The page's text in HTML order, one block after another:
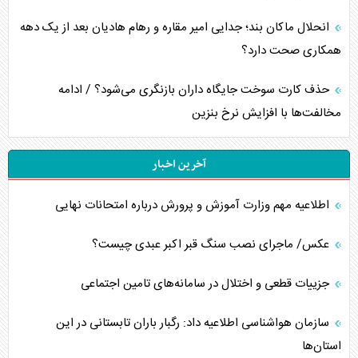
انحلال ماکان بند؛ جدایی امیر مقاره و رهام هادیان بعد از یک دهه
همکاری صحت دارد؟
حذف کارت سوخت جایگاه داران بازنگری می‌شود؟ / ادامه
مخالفت‌ها با افزایش نرخ بنزین
آخرین اخبار
اطلاعیه مهم وزارت آموزش و پرورش درباره امتحانات نهایی
عکس/ ماجرای نصب سنگ قبر اکبر عبدی چیست؟
جزییات قطعی و اختلال در سامانه‌های تامین اجتماعی
سازمان هواشناسی اطلاعیه داد: رگبار باران تابستانی در این
استان‌ها